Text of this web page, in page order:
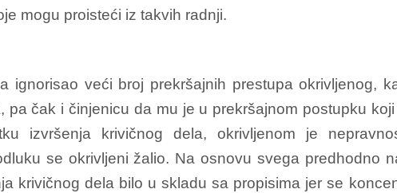
mogu proisteći iz takvih radnji.
ignorisao veći broj prekršajnih prestupa okrivljenog,
čak i činjenicu da mu je u prekršajnom postupku
izvršenja krivičnog dela, okrivljenom je
se okrivljeni žalio. Na osnovu svega predhodno
krivičnog dela bilo u skladu sa propisima jer se